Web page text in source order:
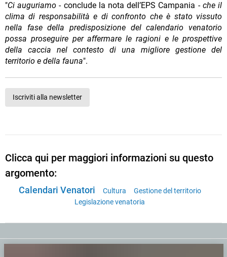
"Ci auguriamo - conclude la nota dell’EPS Campania - che il
clima di responsabilità e di confronto che è stato vissuto
nella fase della predisposizione del calendario venatorio
possa proseguire per affermare le ragioni e le prospettive
della caccia nel contesto di una migliore gestione del
territorio e della fauna".
Iscriviti alla newsletter
Clicca qui per maggiori informazioni su questo
argomento:
Calendari Venatori Cultura
Gestione del territorio
Legislazione venatoria